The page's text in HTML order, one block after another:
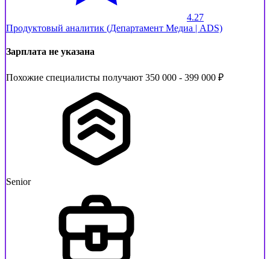
4.27
Продуктовый аналитик (Департамент Медиа | ADS)
Зарплата не указана
Похожие специалисты получают 350 000 - 399 000 ₽
Senior